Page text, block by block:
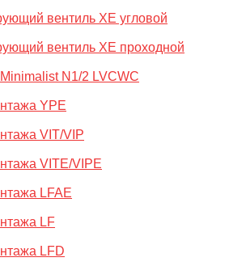
вентиль XE угловой
вентиль XE проходной
N1/2 LVCWC
YPE
VIT/VIP
VITE/VIPE
LFAE
LF
LFD